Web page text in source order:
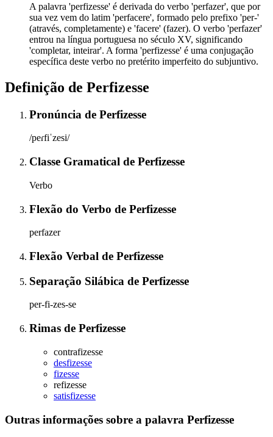
A palavra 'perfizesse' é derivada do verbo 'perfazer', que por
sua vez vem do latim 'perfacere', formado pelo prefixo 'per-'
(através, completamente) e 'facere' (fazer). O verbo 'perfazer'
entrou na língua portuguesa no século XV, significando
'completar, inteirar'. A forma 'perfizesse' é uma conjugação
específica deste verbo no pretérito imperfeito do subjuntivo.
Definição de Perfizesse
Pronúncia de Perfizesse
/peɾfiˈzesi/
Classe Gramatical de Perfizesse
Verbo
Flexão do Verbo de Perfizesse
perfazer
Flexão Verbal de Perfizesse
Separação Silábica de Perfizesse
per-fi-zes-se
Rimas de Perfizesse
contrafizesse
desfizesse
fizesse
refizesse
satisfizesse
Outras informações sobre a palavra Perfizesse